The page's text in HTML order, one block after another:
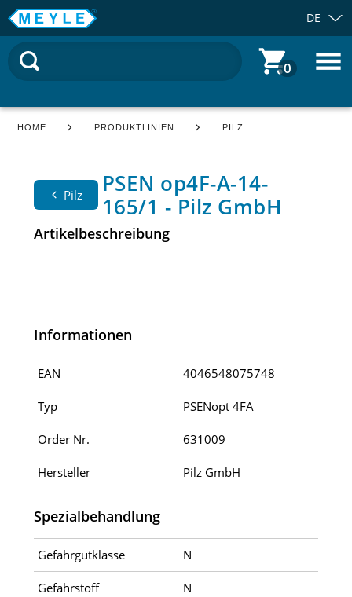
DE
0
HOME PRODUKTLINIEN PILZ
Pilz
PSEN op4F-A-14-
165/1 - Pilz GmbH
Artikelbeschreibung
Informationen
EAN 4046548075748
Typ PSENopt 4FA
Order Nr. 631009
Hersteller Pilz GmbH
Spezialbehandlung
Gefahrgutklasse N
Gefahrstoff N